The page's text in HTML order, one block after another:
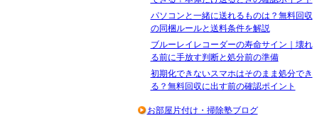
パソコンと一緒に送れるものは？無料回収
の同梱ルールと送料条件を解説
ブルーレイレコーダーの寿命サイン｜壊れ
る前に手放す判断と処分前の準備
初期化できないスマホはそのまま処分でき
る？無料回収に出す前の確認ポイント
お部屋片付け・掃除塾ブログ